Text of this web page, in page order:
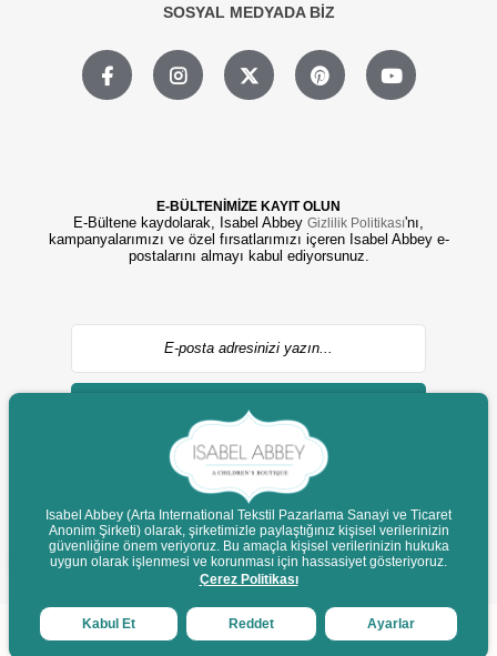
SOSYAL MEDYADA BİZ
E-BÜLTENİMİZE KAYIT OLUN
E-Bültene kaydolarak, Isabel Abbey Gizlilik Politikası'nı,
kampanyalarımızı ve özel fırsatlarımızı içeren Isabel Abbey e-
postalarını almayı kabul ediyorsunuz.
GÖNDER
© 2022 isabelabbey.com - Tüm Hakları Saklıdır.
Destek
Isabel Abbey (Arta International Tekstil Pazarlama Sanayi ve Ticaret
Anonim Şirketi) olarak, şirketimizle paylaştığınız kişisel verilerinizin
güvenliğine önem veriyoruz. Bu amaçla kişisel verilerinizin hukuka
uygun olarak işlenmesi ve korunması için hassasiyet gösteriyoruz.
Çerez Politikası
Kabul Et Reddet Ayarlar